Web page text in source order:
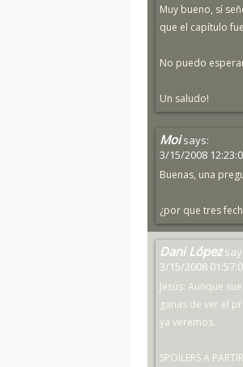
Muy bueno, sí
que el capítulo
No puedo
Un saludo!
Moi says:
3/15/2008
Buenas, una
¿por que tres
Dani López
3/15/2008
Jesús: Aunque
ganas de ver el
ya veremos.
SPOILERS A